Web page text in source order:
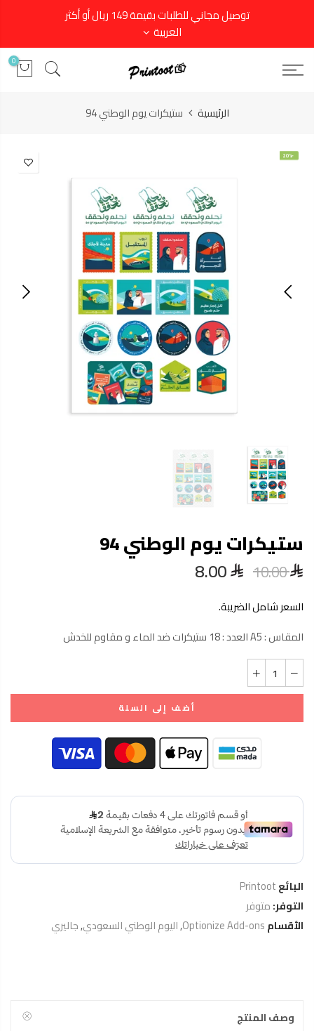
توصيل مجاني للطلبات بقيمة 149 ريال أو أكثر
العربية
0
الرئيسية ستيكرات يوم الوطني 94
-20%
ستيكرات يوم الوطني 94
10.00
8.00
السعر شامل الضريبة.
المقاس : A5 العدد : 18 ستيكرات ضد الماء و مقاوم للخدش
أضف إلى السلة
البائعPrintoot
التوفر:متوفر
الأقسامOptionize Add-ons
,اليوم الوطني السعودي,جاليري
وصف المنتج